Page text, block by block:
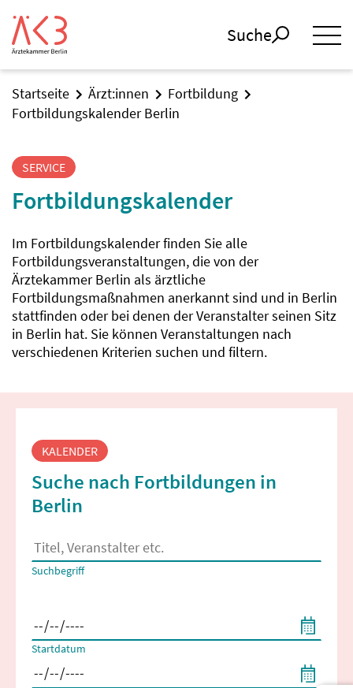
Suche
Startseite Ärzt:innen
Fortbildung
Fortbildungskalender Berlin
SERVICE
Fortbildungskalender
Im Fortbildungskalender finden Sie alle
Fortbildungsveranstaltungen, die von der
Ärztekammer Berlin als ärztliche
Fortbildungsmaßnahmen anerkannt sind und in Berlin
stattfinden oder bei denen der Veranstalter seinen Sitz
in Berlin hat. Sie können Veranstaltungen nach
verschiedenen Kriterien suchen und filtern.
Fortbildungssuche
KALENDER
Suche nach Fortbildungen in
Berlin
Es erscheinen Suchvorschläge, wenn mindestens 2 Zeichen
Suchbegriff
Startdatum